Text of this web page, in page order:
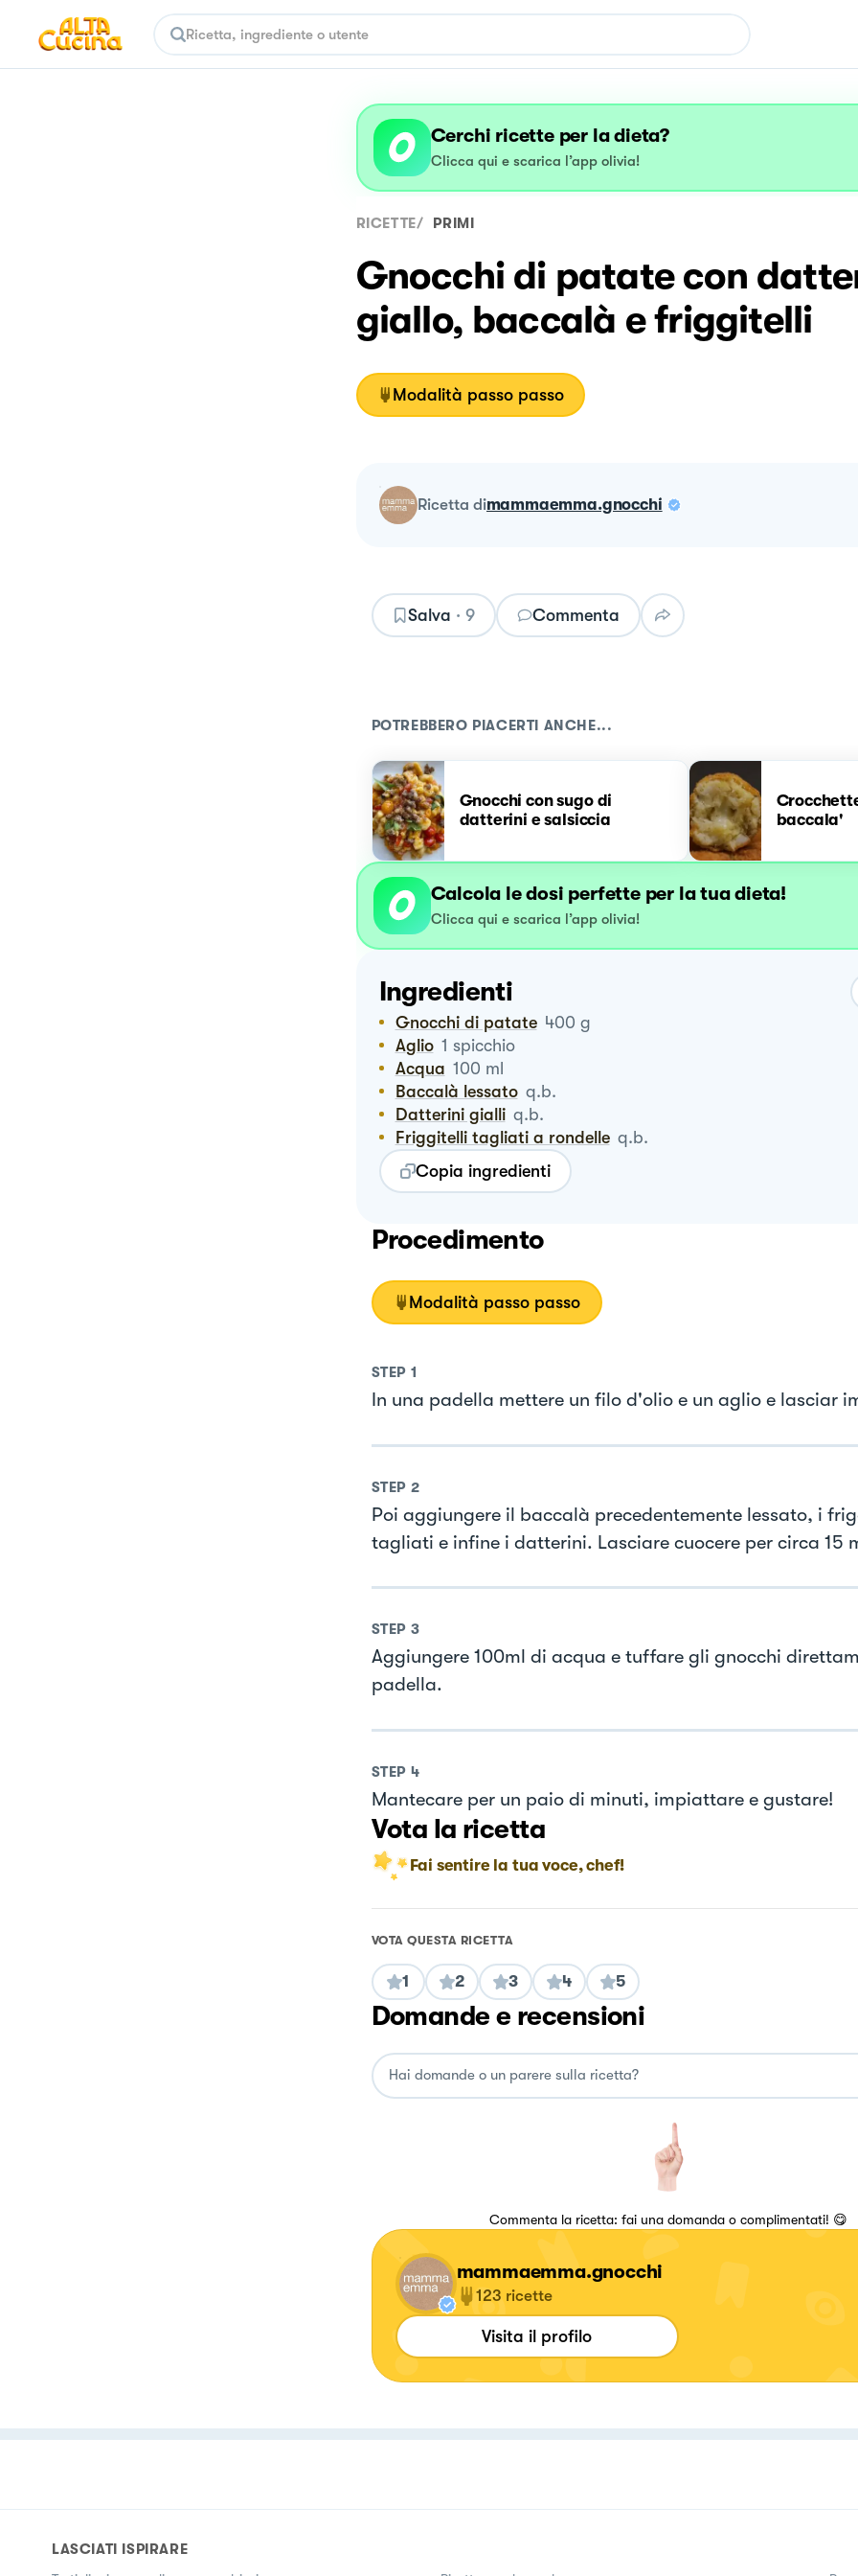
Cerchi ricette per la dieta?
Clicca qui e scarica l’app olivia!
RICETTE/ PRIMI
Gnocchi di patate con
giallo, baccalà e friggitelli
Modalità passo passo
ricetta dimammaemma.gnocchi
Salva · 9 Commenta
POTREBBERO PIACERTI ANCHE...
Gnocchi con sugo di
datterini e salsiccia
baccala'
Calcola le dosi perfette per la tua dieta!
Clicca qui e scarica l’app olivia!
Ingredienti
Gnocchi di patate 400 g
Aglio 1 spicchio
Acqua 100 ml
Baccalà lessato q.b.
Datterini gialli q.b.
Friggitelli tagliati a rondelle q.b.
Copia ingredienti
Procedimento
Modalità passo passo
STEP 1
In una padella mettere un filo d'olio e un aglio e lasciar
STEP 2
Poi aggiungere il baccalà precedentemente lessato, i
tagliati e infine i datterini. Lasciare cuocere per circa 15
STEP 3
Aggiungere 100ml di acqua e tuffare gli gnocchi
padella.
STEP 4
Mantecare per un paio di minuti, impiattare e gustare!
Vota la ricetta
Fai sentire la tua voce, chef!
VOTA QUESTA RICETTA
1 2 3 4 5
Domande e recensioni
Commenta la ricetta: fai una domanda o complimentati! 😋
mammaemma.gnocchi
123 ricette
Visita il profilo
LASCIATI ISPIRARE